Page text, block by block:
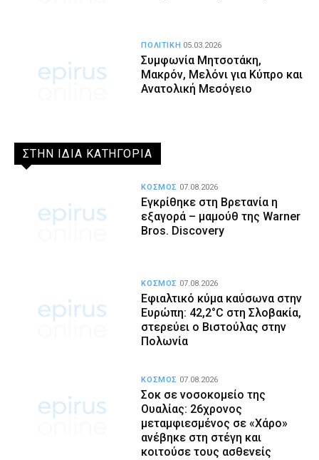
Συμφωνία Μητσοτάκη,
Μακρόν, Μελόνι για Κύπρο και
Ανατολική Μεσόγειο
ΠΟΛΙΤΙΚΗ 05.03.2026
ΣΤΗΝ ΙΔΙΑ ΚΑΤΗΓΟΡΙΑ
Εγκρίθηκε στη Βρετανία η
εξαγορά – μαμούθ της Warner
Bros. Discovery
ΚΟΣΜΟΣ 07.08.2026
Εφιαλτικό κύμα καύσωνα στην
Ευρώπη: 42,2°C στη Σλοβακία,
στερεύει ο Βιστούλας στην
Πολωνία
ΚΟΣΜΟΣ 07.08.2026
Σοκ σε νοσοκομείο της
Ουαλίας: 26χρονος
μεταμφιεσμένος σε «Χάρο»
ανέβηκε στη στέγη και
κοιτούσε τους ασθενείς
ΚΟΣΜΟΣ 07.08.2026